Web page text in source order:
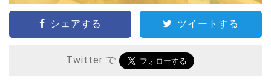
シェアする ツイートする
Twitter で